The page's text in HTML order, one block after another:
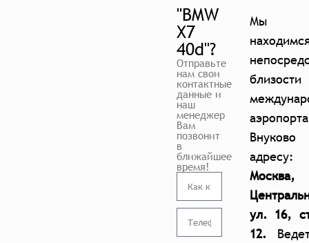
"BMW
X7
40d"?
Отправьте
нам свои
контактные
данные и
наш
менеджер
Вам
позвонит
в
ближайшее
время!
Мы
близости
аэропорта
Внуково
Москва,
ул. 16,
12.